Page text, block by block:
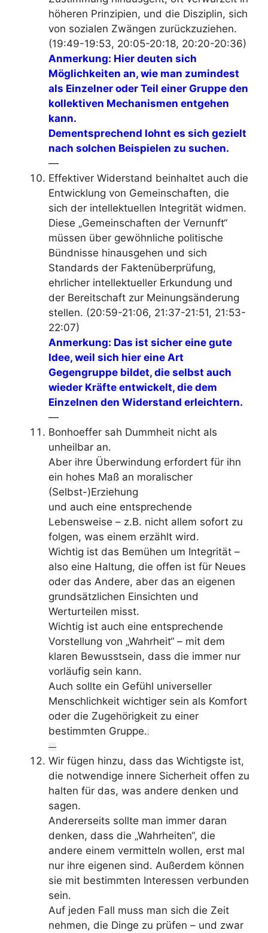
höheren Prinzipien, und die Disziplin, sich
von sozialen Zwängen zurückzuziehen.
(19:49-19:53, 20:05-20:18, 20:20-20:36)
Anmerkung: Hier deuten sich
Möglichkeiten an, wie man zumindest
als Einzelner oder Teil einer Gruppe den
kollektiven Mechanismen entgehen
kann.
Dementsprechend lohnt es sich gezielt
nach solchen Beispielen zu suchen.
—
Effektiver Widerstand beinhaltet auch die
Entwicklung von Gemeinschaften, die
sich der intellektuellen Integrität widmen.
Diese „Gemeinschaften der Vernunft“
müssen über gewöhnliche politische
Bündnisse hinausgehen und sich
Standards der Faktenüberprüfung,
ehrlicher intellektueller Erkundung und
der Bereitschaft zur Meinungsänderung
stellen. (20:59-21:06, 21:37-21:51, 21:53-
22:07)
Anmerkung: Das ist sicher eine gute
Idee, weil sich hier eine Art
Gegengruppe bildet, die selbst auch
wieder Kräfte entwickelt, die dem
Einzelnen den Widerstand erleichtern.
—
Bonhoeffer sah Dummheit nicht als
unheilbar an.
Aber ihre Überwindung erfordert für ihn
ein hohes Maß an moralischer
(Selbst-)Erziehung
und auch eine entsprechende
Lebensweise – z.B. nicht allem sofort zu
folgen, was einem erzählt wird.
Wichtig ist das Bemühen um Integrität –
also eine Haltung, die offen ist für Neues
oder das Andere, aber das an eigenen
grundsätzlichen Einsichten und
Werturteilen misst.
Wichtig ist auch eine entsprechende
Vorstellung von „Wahrheit“ – mit dem
klaren Bewusstsein, dass die immer nur
vorläufig sein kann.
Auch sollte ein Gefühl universeller
Menschlichkeit wichtiger sein als Komfort
oder die Zugehörigkeit zu einer
bestimmten Gruppe.
—
Wir fügen hinzu, dass das Wichtigste ist,
die notwendige innere Sicherheit offen zu
halten für das, was andere denken und
sagen.
Andererseits sollte man immer daran
denken, dass die „Wahrheiten“, die
andere einem vermitteln wollen, erst mal
nur ihre eigenen sind. Außerdem können
sie mit bestimmten Interessen verbunden
sein.
Auf jeden Fall muss man sich die Zeit
nehmen, die Dinge zu prüfen – und zwar